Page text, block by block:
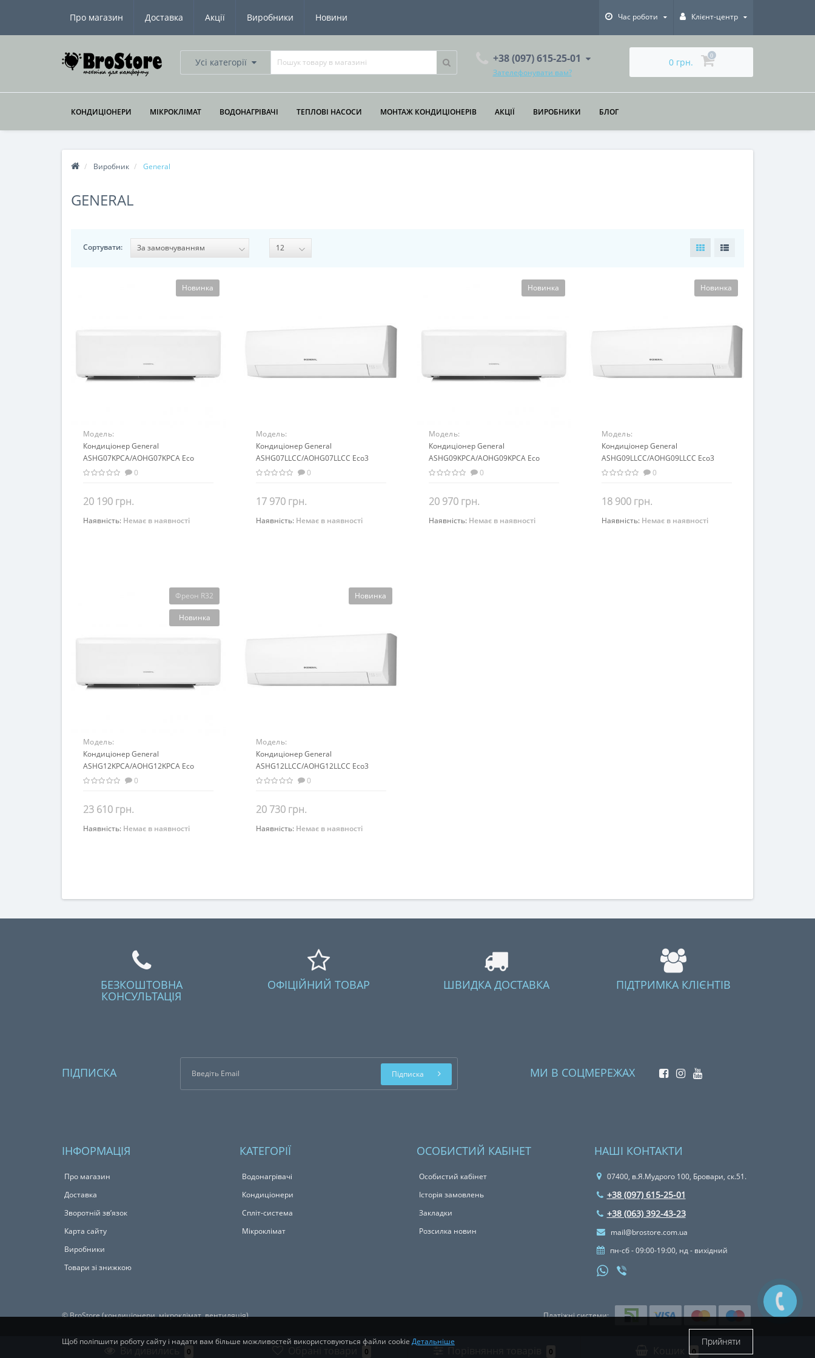
Про магазин Доставка Акції Виробники Новини Час роботи Клієнт-центр
Усі категорії +38 (097) 615-25-01
Зателефонувати вам?
0 грн.
0
КОНДИЦІОНЕРИ МІКРОКЛІМАТ ВОДОНАГРІВАЧІ ТЕПЛОВІ НАСОСИ МОНТАЖ КОНДИЦІОНЕРІВ АКЦІЇ ВИРОБНИКИ БЛОГ
Виробник General
GENERAL
Сортувати:
Новинка
Модель:
ASHG07KPCA/AOHG07KPCA Eco
Range
Кондиціонер General
ASHG07KPCA/AOHG07KPCA Eco
Range (Inverter)
0
20 190 грн.
Закінчився
Наявність: Немає в наявності
Модель:
ASHG07LLCC/AOHG07LLCC Eco3
Кондиціонер General
ASHG07LLCC/AOHG07LLCC Eco3
(Inverter)
0
17 970 грн.
Закінчився
Наявність: Немає в наявності
Новинка
Модель:
ASHG09KPCA/AOHG09KPCA Eco
Range
Кондиціонер General
ASHG09KPCA/AOHG09KPCA Eco
Range (Inverter)
0
20 970 грн.
Закінчився
Наявність: Немає в наявності
Новинка
Модель:
ASHG09LLCC/AOHG09LLCC Eco3
Кондиціонер General
ASHG09LLCC/AOHG09LLCC Eco3
(Inverter)
0
18 900 грн.
Закінчився
Наявність: Немає в наявності
Фреон R32
Новинка
Модель:
ASHG12KPCA/AOHG12KPCA Eco
Range
Кондиціонер General
ASHG12KPCA/AOHG12KPCA Eco
Range (Inverter)
0
23 610 грн.
Закінчився
Наявність: Немає в наявності
Новинка
Модель:
ASHG12LLCC/AOHG12LLCC Eco3
Кондиціонер General
ASHG12LLCC/AOHG12LLCC Eco3
(Inverter)
0
20 730 грн.
Закінчився
Наявність: Немає в наявності
БЕЗКОШТОВНА
КОНСУЛЬТАЦІЯ
ОФІЦІЙНИЙ ТОВАР ШВИДКА ДОСТАВКА ПІДТРИМКА КЛІЄНТІВ
ПІДПИСКА Підписка МИ В СОЦМЕРЕЖАХ
ІНФОРМАЦІЯ
Про магазин
Доставка
Зворотній зв’язок
Карта сайту
Виробники
Товари зі знижкою
КАТЕГОРІЇ
Водонагрівачі
Кондиціонери
Спліт-система
Мікроклімат
ОСОБИСТИЙ КАБІНЕТ
Особистий кабінет
Історія замовлень
Закладки
Розсилка новин
НАШІ КОНТАКТИ
07400, в.Я.Мудрого 100, Бровари, ск.51.
+38 (097) 615-25-01
+38 (063) 392-43-23
mail@brostore.com.ua
пн-сб - 09:00-19:00, нд - вихідний
© BroStore (кондиціонери, мікроклімат, вентиляція) Платіжні системи:
0 0 0 0
Щоб поліпшити роботу сайту і надати вам більше можливостей використовуються файли cookie Детальніше Прийняти